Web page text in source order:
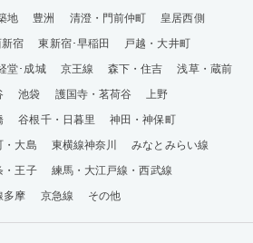
地 豊洲 清澄・門前仲町
皇居西側
宿 東新宿･早稲田
戸越・大井町
堂･成城 京王線 森下・住吉
浅草・蔵前
池袋 護国寺・茗荷谷
上野
谷根千・日暮里
神田・神保町
・大島 東横線神奈川
みなとみらい線
・王子
練馬・大江戸線・西武線
多摩 京急線 その他